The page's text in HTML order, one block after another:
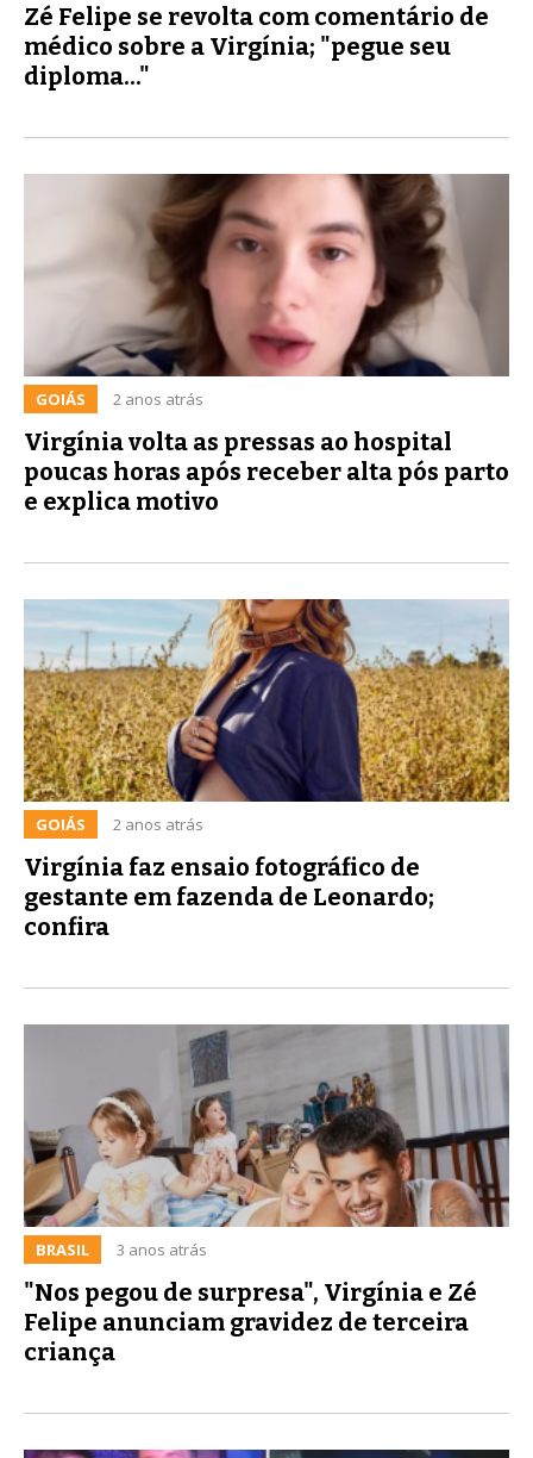
Zé Felipe se revolta com comentário de
médico sobre a Virgínia; "pegue seu
diploma..."
GOIÁS 2 anos atrás
Virgínia volta as pressas ao hospital
poucas horas após receber alta pós parto
e explica motivo
GOIÁS 2 anos atrás
Virgínia faz ensaio fotográfico de
gestante em fazenda de Leonardo;
confira
BRASIL 3 anos atrás
"Nos pegou de surpresa", Virgínia e Zé
Felipe anunciam gravidez de terceira
criança